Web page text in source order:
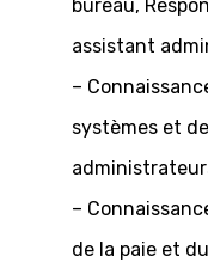
bureau,
assistant
–
systèmes et
–
de la paie et